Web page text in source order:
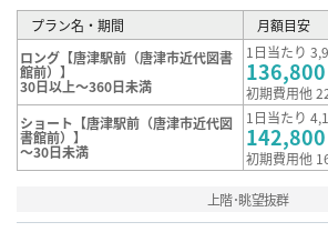
プラン名・期間
月額目安
ロング【唐津駅前（唐津市近代図書
館前）】
30日以上～360日未満
1日当たり
136,800
初期費用他
ショート【唐津駅前（唐津市近代図
書館前）】
～30日未満
1日当たり
142,800
初期費用他
上階･眺望抜群